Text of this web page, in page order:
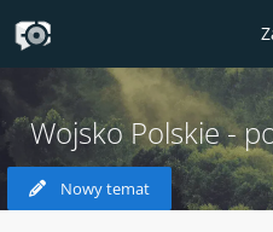
Wojsko Polskie -
Nowy temat